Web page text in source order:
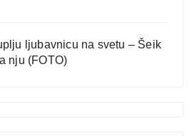
ljubavnicu na svetu – Šeik
nju (FOTO)